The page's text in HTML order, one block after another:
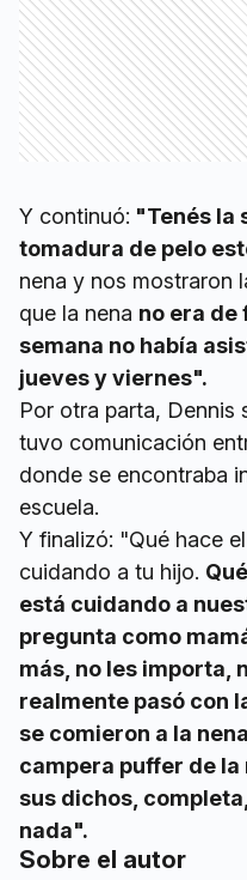
Y continuó: "Tenés la
tomadura de pelo
nena y nos mostraron
que la nena no era de
semana no había
jueves y viernes".
Por otra parta, Dennis
tuvo comunicación
donde se encontraba
escuela.
Y finalizó: "Qué hace
cuidando a tu hijo.
está cuidando a
pregunta como
más, no les importa,
realmente pasó con
se comieron a la
campera puffer de la
sus dichos,
nada".
Sobre el autor